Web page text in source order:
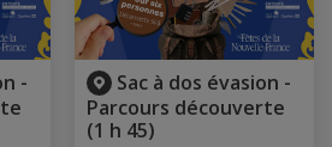
-
Sac à dos évasion -
Parcours découverte
(1 h 45)